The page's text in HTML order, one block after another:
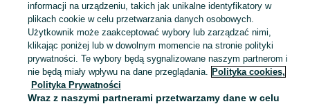
KATEGORIA
Skorzystaj z największego serwisu ogłoszeniowego - Zacisze i okolice! Kupuj to, czego pragniesz i sprzedawaj to, czego już nie potrzebujesz! Zobacz
Mapa kategorii
Mapa miejscowości
informacji na urządzeniu, takich jak unikalne identyfikatory w
plikach cookie w celu przetwarzania danych osobowych.
Użytkownik może zaakceptować wybory lub zarządzać nimi,
klikając poniżej lub w dowolnym momencie na stronie polityki
prywatności. Te wybory będą sygnalizowane naszym partnerom i
nie będą miały wpływu na dane przeglądania. Polityka cookies,
Polityka Prywatności
Wraz z naszymi partnerami przetwarzamy dane w celu